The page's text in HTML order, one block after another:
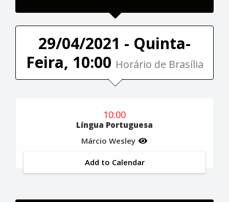
29/04/2021 - Quinta-
Feira, 10:00 Horário de Brasília
10:00
Língua Portuguesa
Márcio Wesley
Add to Calendar